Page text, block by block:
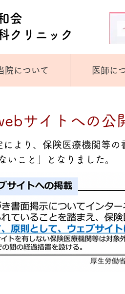
会
クリニック
院について 医師に
サイトへの公
より、保険医療機関等
いこと」となりました。